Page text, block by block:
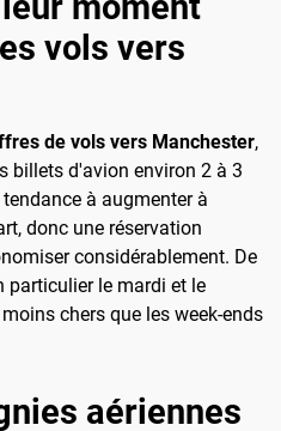
vols vers
de vols vers Manchester,
billets d'avion environ 2 à 3
à augmenter à
donc une réservation
considérablement. De
particulier le mardi et le
chers que les week-ends
aériennes